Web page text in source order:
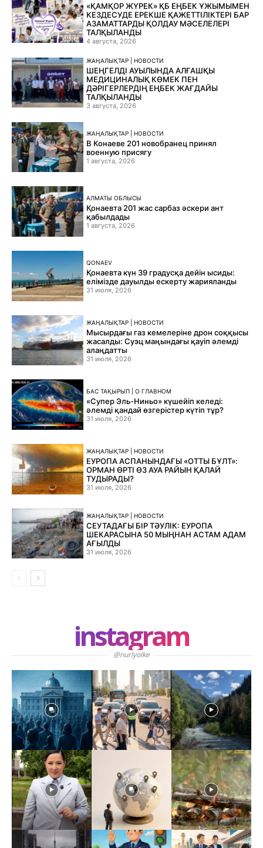
«ҚАМҚОР ЖҮРЕК» ҚБ ЕҢБЕК ҰЖЫМЫМЕН
КЕЗДЕСУДЕ ЕРЕКШЕ ҚАЖЕТТІЛІКТЕРІ БАР
АЗАМАТТАРДЫ ҚОЛДАУ МӘСЕЛЕЛЕРІ
ТАЛҚЫЛАНДЫ
4 августа, 2026
ЖАҢАЛЫҚТАР | НОВОСТИ
ШЕҢГЕЛДІ АУЫЛЫНДА АЛҒАШҚЫ
МЕДИЦИНАЛЫҚ КӨМЕК ПЕН
ДӘРІГЕРЛЕРДІҢ ЕҢБЕК ЖАҒДАЙЫ
ТАЛҚЫЛАНДЫ
3 августа, 2026
ЖАҢАЛЫҚТАР | НОВОСТИ
В Конаеве 201 новобранец принял
военную присягу
1 августа, 2026
АЛМАТЫ ОБЛЫСЫ
Қонаевта 201 жас сарбаз әскери ант
қабылдады
1 августа, 2026
QONAEV
Қонаевта күн 39 градусқа дейін ысиды:
елімізде дауылды ескерту жарияланды
31 июля, 2026
ЖАҢАЛЫҚТАР | НОВОСТИ
Мысырдағы газ кемелеріне дрон соққысы
жасалды: Суэц маңындағы қауіп әлемді
алаңдатты
31 июля, 2026
БАС ТАҚЫРЫП | О ГЛАВНОМ
«Супер Эль-Ниньо» күшейіп келеді:
әлемді қандай өзгерістер күтіп тұр?
31 июля, 2026
ЖАҢАЛЫҚТАР | НОВОСТИ
ЕУРОПА АСПАНЫНДАҒЫ «ОТТЫ БҰЛТ»:
ОРМАН ӨРТІ ӨЗ АУА РАЙЫН ҚАЛАЙ
ТУДЫРАДЫ?
31 июля, 2026
ЖАҢАЛЫҚТАР | НОВОСТИ
СЕУТАДАҒЫ БІР ТӘУЛІК: ЕУРОПА
ШЕКАРАСЫНА 50 МЫҢНАН АСТАМ АДАМ
АҒЫЛДЫ
31 июля, 2026
instagram
@nurlyolke